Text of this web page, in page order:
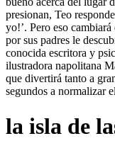
presionan, Teo
yo!’. Pero eso
por sus padres le
conocida escritora y
ilustradora napolitana
que divertirá tanto a
segundos a normalizar
la isla de